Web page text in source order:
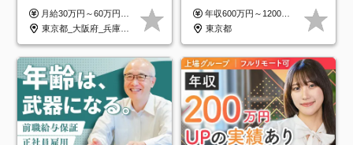
ト案件多数*残業ほぼ0*通院
のための半休制度あり
月給30万円～60万円+住宅手当+職能手当+役職手当+決算賞与+報奨金 ※経験・能力を考慮し、優遇します ※給与には20時間分のみなし時間外手当(3万7000円以上)を含みます(超過時間分は別途追加支給) ※試用期間3～6ヵ月あり(その間の給与、待遇に差異なし) ※場合によって契約社員での採用の可能性あり(面接時に応相談)
東京都_大阪府_兵庫県_京都府_福岡県
年収600万円～1200万円 ※上記年収は、想定年収です。住居費補助、子手当などの各種手当を含む金額です。 ※経験・能力等を考慮の上、当社規定により決定します。
東京都